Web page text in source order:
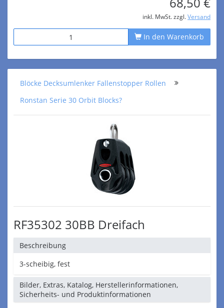
inkl. MwSt. zzgl. Versand
In den Warenkorb
Blöcke Decksumlenker Fallenstopper Rollen
Ronstan Serie 30 Orbit Blocks?
RF35302 30BB Dreifach
Beschreibung
3-scheibig, fest
Bilder, Extras, Katalog, Herstellerinformationen,
Sicherheits- und Produktinformationen